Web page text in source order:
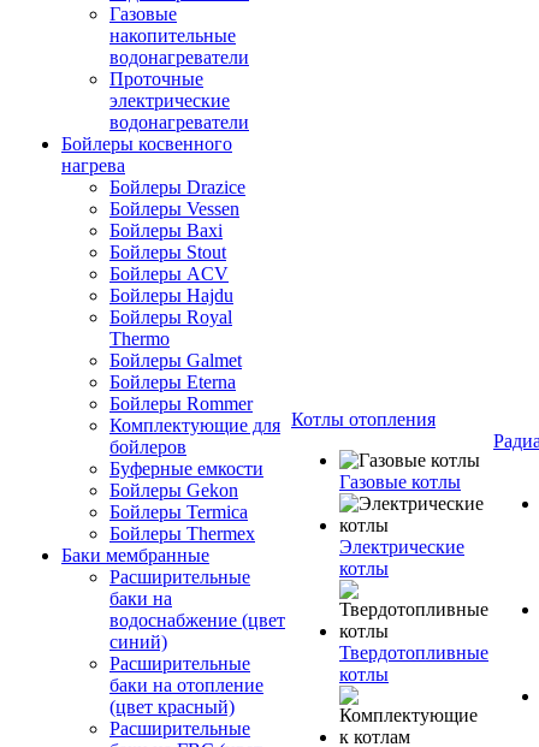
Газовые
накопительные
водонагреватели
Проточные
электрические
водонагреватели
Бойлеры косвенного
нагрева
Бойлеры Drazice
Бойлеры Vessen
Бойлеры Baxi
Бойлеры Stout
Бойлеры ACV
Бойлеры Hajdu
Бойлеры Royal
Thermo
Бойлеры Galmet
Бойлеры Eterna
Бойлеры Rommer
Комплектующие для
бойлеров
Буферные емкости
Бойлеры Gekon
Бойлеры Termica
Бойлеры Thermex
Баки мембранные
Расширительные
баки на
водоснабжение (цвет
синий)
Расширительные
баки на отопление
(цвет красный)
Расширительные
Котлы отопления
Газовые котлы
Электрические
котлы
Твердотопливные
котлы